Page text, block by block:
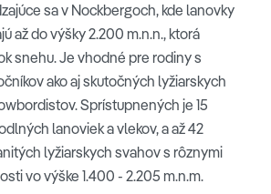
sa v Nockbergoch, kde lanovky
až do výšky 2.200 m.n.n., ktorá
snehu. Je vhodné pre rodiny s
ako aj skutočných lyžiarskych
Sprístupnených je 15
lanoviek a vlekov, a až 42
lyžiarskych svahov s rôznymi
vo výške 1.400 - 2.205 m.n.m.